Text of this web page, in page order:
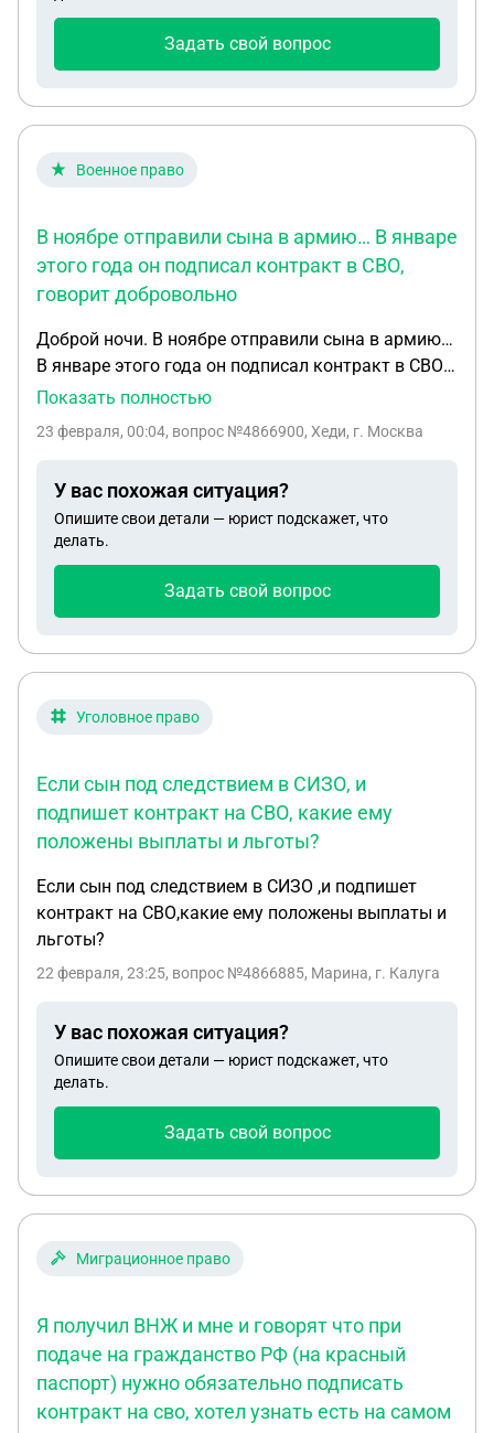
Задать свой вопрос
Военное право
В ноябре отправили сына в армию… В январе
этого года он подписал контракт в СВО,
говорит добровольно
Доброй ночи. В ноябре отправили сына в армию…
В январе этого года он подписал контракт в СВО,
говорит добровольно написал… Что мы можем
армией он не думал подписывать контракт
Показать полностью
23 февраля, 00:04, вопрос №4866900, Хеди, г. Москва
У вас похожая ситуация?
Опишите свои детали — юрист подскажет, что
делать.
Задать свой вопрос
Уголовное право
Если сын под следствием в СИЗО, и
подпишет контракт на СВО, какие ему
положены выплаты и льготы?
Если сын под следствием в СИЗО ,и подпишет
контракт на СВО,какие ему положены выплаты и
льготы?
22 февраля, 23:25, вопрос №4866885, Марина, г. Калуга
У вас похожая ситуация?
Опишите свои детали — юрист подскажет, что
делать.
Задать свой вопрос
Миграционное право
Я получил ВНЖ и мне и говорят что при
подаче на гражданство РФ (на красный
паспорт) нужно обязательно подписать
контракт на сво, хотел узнать есть на самом